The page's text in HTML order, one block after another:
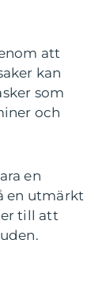
att
kan
som
och
en
en utmärkt
till att